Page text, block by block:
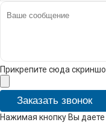
Прикрепите сюда
Заказать звонок
Нажимая кнопку Вы даете